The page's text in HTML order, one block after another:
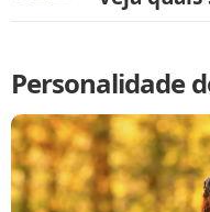
Personalidade